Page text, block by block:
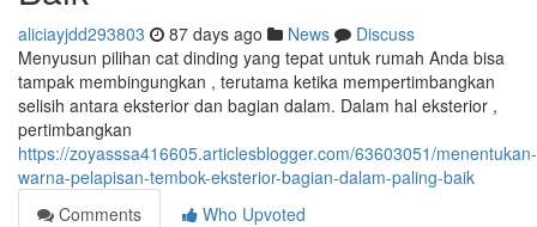
aliciayjdd293803 87 days ago News
Discuss
Menyusun pilihan cat dinding yang tepat untuk rumah Anda bisa
tampak membingungkan , terutama ketika mempertimbangkan
selisih antara eksterior dan bagian dalam. Dalam hal eksterior ,
pertimbangkan
https://zoyasssa416605.articlesblogger.com/63603051/menentukan-
warna-pelapisan-tembok-eksterior-bagian-dalam-paling-baik
Comments
Who Upvoted